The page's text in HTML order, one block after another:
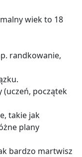
wiek to 18
randkowanie,
(uczeń, początek
takie jak
plany
bardzo martwisz